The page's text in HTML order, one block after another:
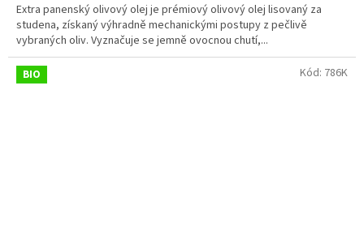
Extra panenský olivový olej je prémiový olivový olej lisovaný za
studena, získaný výhradně mechanickými postupy z pečlivě
vybraných oliv. Vyznačuje se jemně ovocnou chutí,...
BIO Kód: 786K